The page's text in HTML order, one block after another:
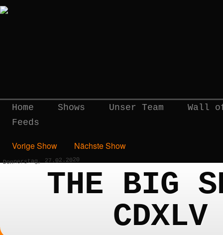
Home Shows Unser Team
Wall
Feeds
Vorige Show Nächste Show
Donnerstag, 27.02.2020
THE BIG
CDXLV